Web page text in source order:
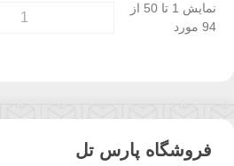
نمایش 1 تا 50 از
94 مورد
فروشگاه پارس تل